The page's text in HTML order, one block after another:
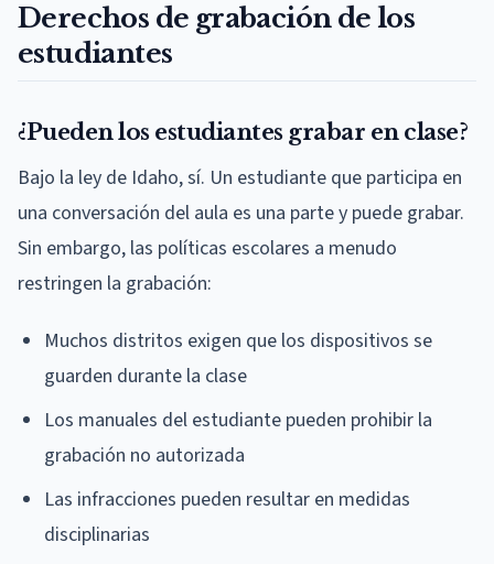
Derechos de grabación de los
estudiantes
¿Pueden los estudiantes grabar en clase?
Bajo la ley de Idaho, sí. Un estudiante que participa en
una conversación del aula es una parte y puede grabar.
Sin embargo, las políticas escolares a menudo
restringen la grabación:
Muchos distritos exigen que los dispositivos se
guarden durante la clase
Los manuales del estudiante pueden prohibir la
grabación no autorizada
Las infracciones pueden resultar en medidas
disciplinarias